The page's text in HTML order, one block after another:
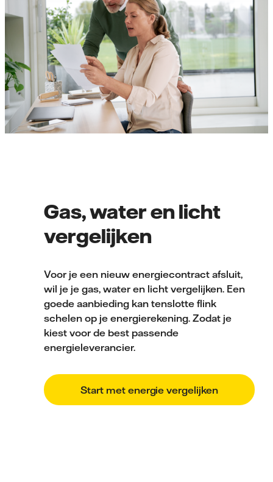
Gas, water en licht
vergelijken
Voor je een nieuw energiecontract afsluit,
wil je je gas, water en licht vergelijken. Een
goede aanbieding kan tenslotte flink
schelen op je energierekening. Zodat je
kiest voor de best passende
energieleverancier.
Start met energie vergelijken